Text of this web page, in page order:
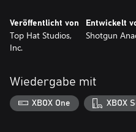
Auszeichnungen. Wer weiß,
Gegenstände freigeschaltet!
Routen und meistern Sie die
HUND
Du kannst den Hund streicheln.
Kaufe deine Nudeln noch heute
Veröffentlicht von
Top Hat Studios,
Inc.
Entwickelt
Shotgun
Wiedergabe mit
XBOX One XBOX